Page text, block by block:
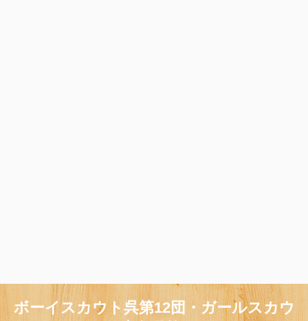
ボーイスカウト呉第12団・ガールスカウ